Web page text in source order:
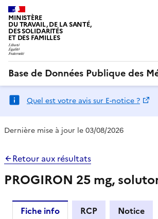
MINISTÈRE
DU TRAVAIL, DE LA SANTÉ,
DES SOLIDARITÉS
ET DES FAMILLES
Base de Données Publique des
Quel est votre avis sur E-notice ?
Dernière mise à jour le 03/08/2026
Retour aux résultats
PROGIRON 25 mg,
Fiche info RCP
Notice